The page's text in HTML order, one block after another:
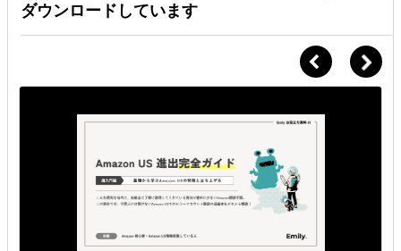
ダウンロードしています